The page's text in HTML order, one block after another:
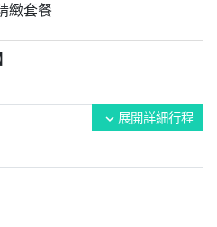
緻套餐
expand_more 展開詳細行程